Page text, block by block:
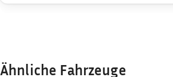
Ähnliche Fahrzeuge